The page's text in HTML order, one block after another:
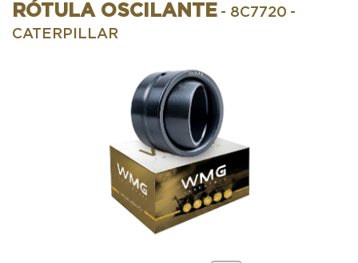
RÓTULA OSCILANTE - 8C7720 -
CATERPILLAR